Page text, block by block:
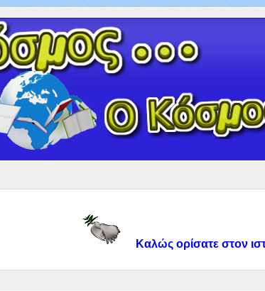
Καλώς ορίσατε στον